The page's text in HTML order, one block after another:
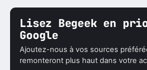
Lisez Begeek en
Google
Ajoutez-nous à vos sources
remonteront plus haut dans votre